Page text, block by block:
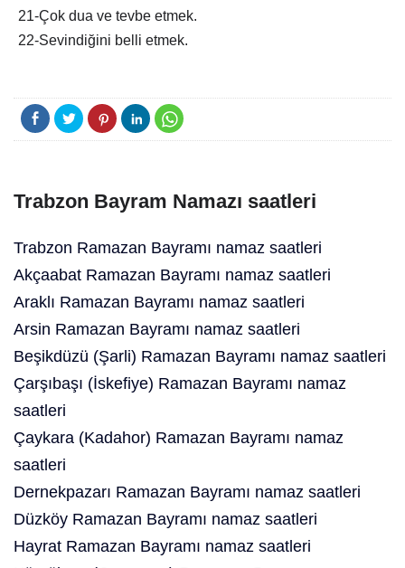
21-Çok dua ve tevbe etmek.
22-Sevindiğini belli etmek.
Trabzon Bayram Namazı saatleri
Trabzon Ramazan Bayramı namaz saatleri
Akçaabat Ramazan Bayramı namaz saatleri
Araklı Ramazan Bayramı namaz saatleri
Arsin Ramazan Bayramı namaz saatleri
Beşikdüzü (Şarli) Ramazan Bayramı namaz saatleri
Çarşıbaşı (İskefiye) Ramazan Bayramı namaz
saatleri
Çaykara (Kadahor) Ramazan Bayramı namaz
saatleri
Dernekpazarı Ramazan Bayramı namaz saatleri
Düzköy Ramazan Bayramı namaz saatleri
Hayrat Ramazan Bayramı namaz saatleri